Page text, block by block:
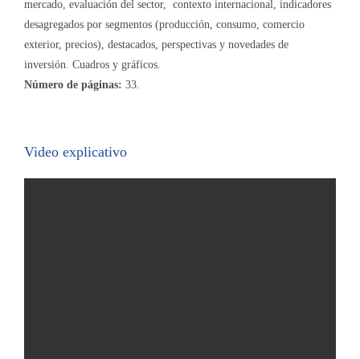
mercado, evaluación del sector, contexto internacional, indicadores
desagregados por segmentos (producción, consumo, comercio
exterior, precios), destacados, perspectivas y novedades de
inversión. Cuadros y gráficos.
Número de páginas: 33.
Video explicativo